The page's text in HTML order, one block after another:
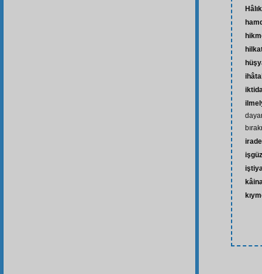
Hâlık
irade